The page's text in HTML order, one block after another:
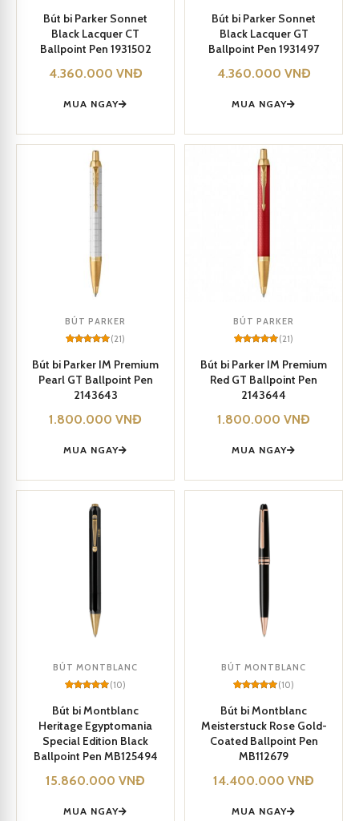
out of 5
based on
customer
Bút bi Parker Sonnet
Black Lacquer CT
Ballpoint Pen 1931502
4.360.000 VNĐ
MUA NGAY
out of 5
based on
customer
Bút bi Parker Sonnet
Black Lacquer GT
Ballpoint Pen 1931497
4.360.000 VNĐ
MUA NGAY
BÚT PARKER
out of 5
based on
customer
(21)
Bút bi Parker IM Premium
Pearl GT Ballpoint Pen
2143643
1.800.000 VNĐ
MUA NGAY
BÚT PARKER
out of 5
based on
customer
(21)
Bút bi Parker IM Premium
Red GT Ballpoint Pen
2143644
1.800.000 VNĐ
MUA NGAY
BÚT MONTBLANC
out of 5
based on
customer
ratings
(10)
Bút bi Montblanc
Heritage Egyptomania
Special Edition Black
Ballpoint Pen MB125494
15.860.000 VNĐ
MUA NGAY
BÚT MONTBLANC
out of 5
based on
customer
(10)
Bút bi Montblanc
Meisterstuck Rose Gold-
Coated Ballpoint Pen
MB112679
14.400.000 VNĐ
MUA NGAY